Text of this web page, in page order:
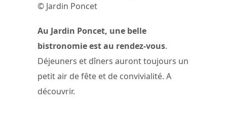
© Jardin Poncet
Au Jardin Poncet, une belle
bistronomie est au rendez-vous.
Déjeuners et dîners auront toujours un
petit air de fête et de convivialité. A
découvrir.